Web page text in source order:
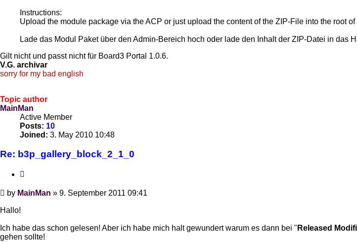
Instructions:
Upload the module package via the ACP or just upload the content of the ZIP-File into the root of
Lade das Modul Paket über den Admin-Bereich hoch oder lade den Inhalt der ZIP-Datei in das
Gilt nicht und passt nicht für Board3 Portal 1.0.6.
V.G. archivar
sorry for my bad english
Topic author
MainMan
Active Member
Posts: 10
Joined: 3. May 2010 10:48
Re: b3p_gallery_block_2_1_0
Post
by MainMan » 9. September 2011 09:41
Hallo!
Ich habe das schon gelesen! Aber ich habe mich halt gewundert warum es dann bei " Released
gehen sollte!